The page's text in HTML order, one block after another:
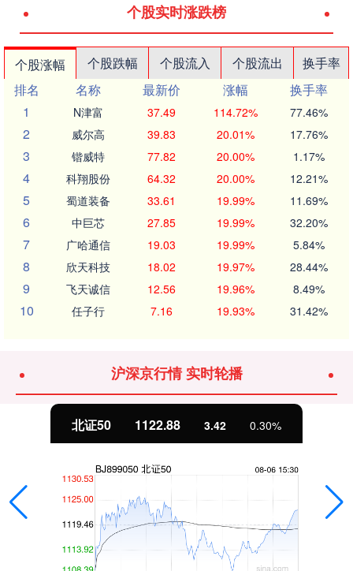
个股实时涨跌榜
个股涨幅 个股跌幅 个股流入 个股流出
换手率
排名
名称 最新价 涨幅
换手率
1
N津富 37.49 114.72% 77.46%
2 威尔高 39.83 20.01% 17.76%
3 锴威特 77.82 20.00% 1.17%
4 科翔股份 64.32 20.00% 12.21%
5 蜀道装备 33.61 19.99% 11.69%
6 中巨芯 27.85 19.99% 32.20%
7 广哈通信 19.03 19.99% 5.84%
8 欣天科技 18.02 19.97% 28.44%
9 飞天诚信 12.56 19.96% 8.49%
10 任子行 7.16 19.93% 31.42%
沪深京行情 实时轮播
北证50 1122.88 3.42 0.30%